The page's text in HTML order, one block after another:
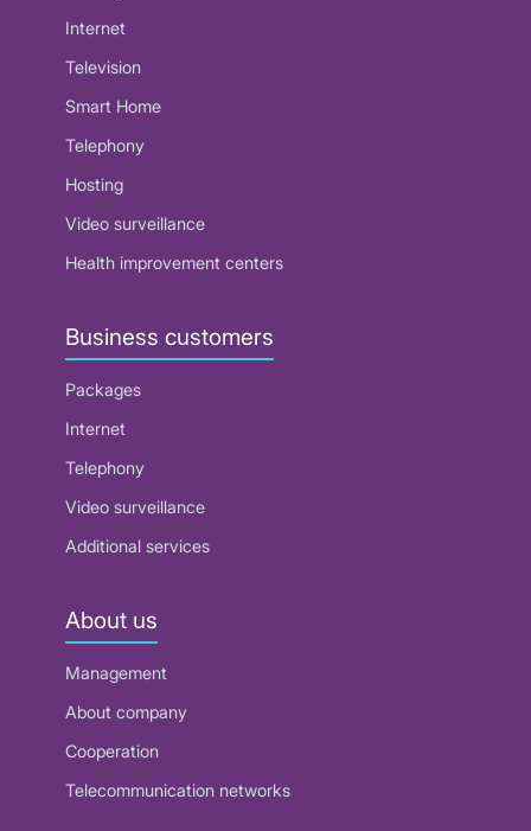
Internet
Television
Smart Home
Telephony
Hosting
Video surveillance
Health improvement centers
Business customers
Packages
Internet
Telephony
Video surveillance
Additional services
About us
Management
About company
Cooperation
Telecommunication networks